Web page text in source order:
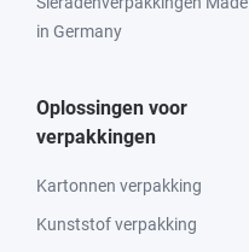
in Germany
Oplossingen voor
verpakkingen
Kartonnen verpakking
Kunststof verpakking